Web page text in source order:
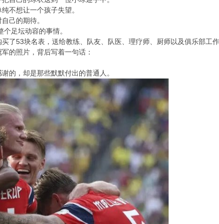
不想让一个孩子失望。
己的期待。
足坛动容的事情。
了53块名表，送给教练、队友、队医、理疗师、厨师以及俱乐部工
的照片，背后写着一句话：
的，却是那些默默付出的普通人。